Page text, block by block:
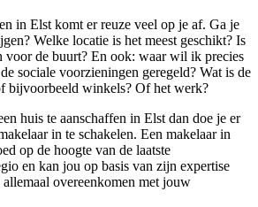
in Elst komt er reuze veel op je af. Ga je
Welke locatie is het meest geschikt? Is
voor de buurt? En ook: waar wil ik precies
sociale voorzieningen geregeld? Wat is de
bijvoorbeeld winkels? Of het werk?
huis te aanschaffen in Elst dan doe je er
in te schakelen. Een makelaar in
op de hoogte van de laatste
en kan jou op basis van zijn expertise
overeenkomen met jouw